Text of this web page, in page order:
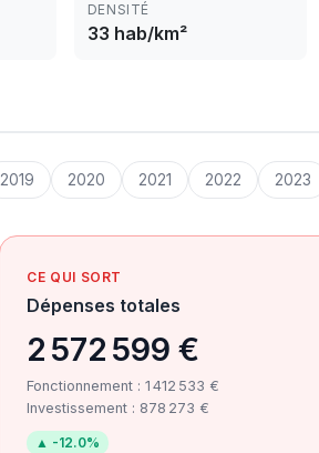
DENSITÉ
33 hab/km²
2019 2020 2021 2022 2023
CE QUI SORT
Dépenses totales
2 572 599 €
Fonctionnement : 1 412 533 €
Investissement : 878 273 €
▲ -12.0%